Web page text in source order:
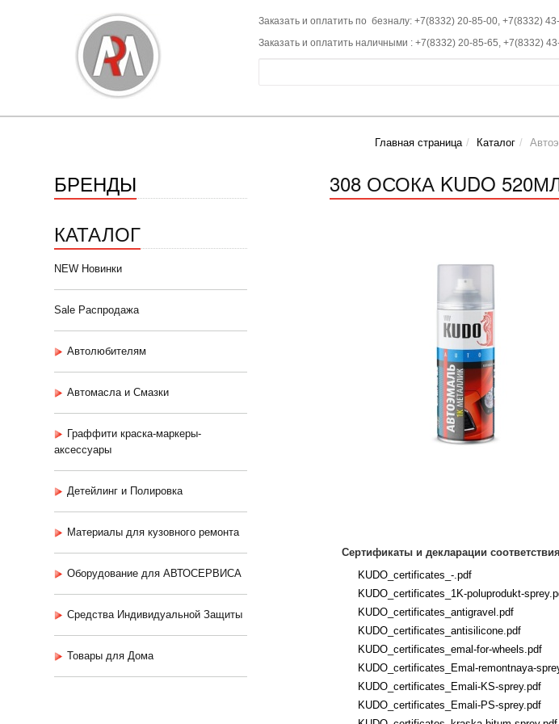
Заказать и оплатить по безналу: +7(8332) 20-85-00, +7(8332)
Заказать и оплатить наличными : +7(8332) 20-85-65, +7(8332)
Главная страница Каталог
БРЕНДЫ
КАТАЛОГ
NEW Новинки
Sale Распродажа
Автолюбителям
Автомасла и Смазки
Граффити краска-маркеры-
аксессуары
Детейлинг и Полировка
Материалы для кузовного ремонта
Оборудование для АВТОСЕРВИСА
Средства Индивидуальной Защиты
Товары для Дома
308 ОСОКА KUDO
Сертификаты и декларации
KUDO_certificates_-.pdf
KUDO_certificates_1K-poluprodukt-
KUDO_certificates_antigravel.pdf
KUDO_certificates_antisilicone.pdf
KUDO_certificates_emal-for-wheels.pdf
KUDO_certificates_Emal-remontnaya-
KUDO_certificates_Emali-KS-sprey.pdf
KUDO_certificates_Emali-PS-sprey.pdf